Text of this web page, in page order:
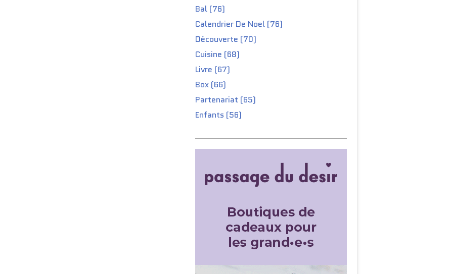
Bal (76)
Calendrier De Noel (76)
Découverte (70)
Cuisine (68)
Livre (67)
Box (66)
Partenariat (65)
Enfants (56)